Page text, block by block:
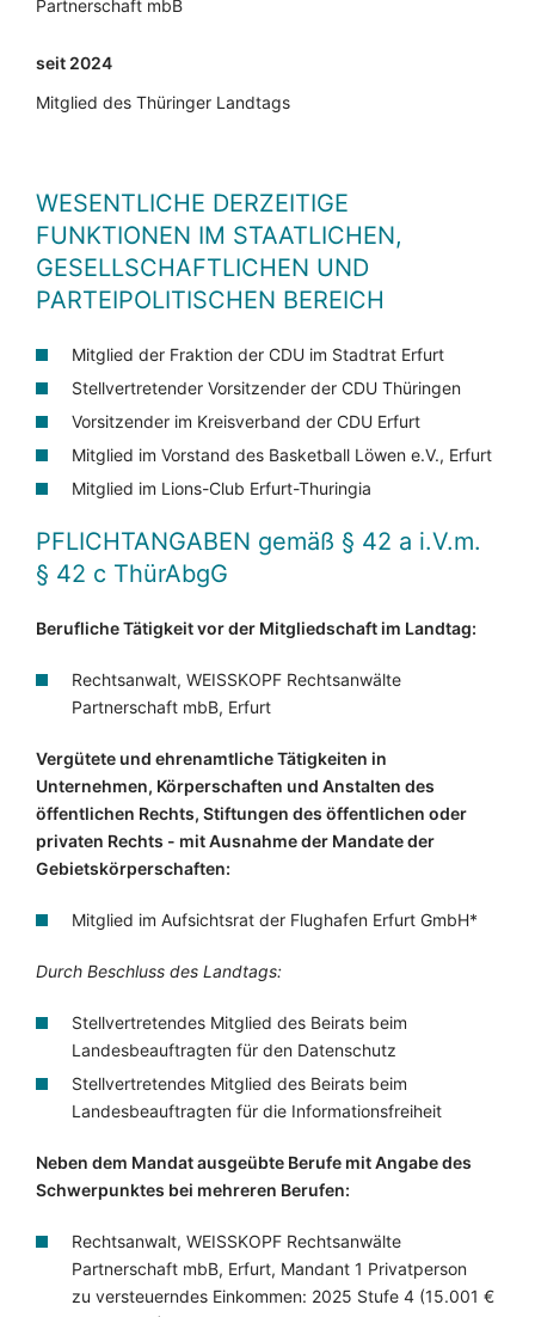
Partnerschaft mbB
seit 2024
Mitglied des Thüringer Landtags
WESENTLICHE DERZEITIGE
FUNKTIONEN IM STAATLICHEN,
GESELLSCHAFTLICHEN UND
PARTEIPOLITISCHEN BEREICH
Mitglied der Fraktion der CDU im Stadtrat Erfurt
Stellvertretender Vorsitzender der CDU Thüringen
Vorsitzender im Kreisverband der CDU Erfurt
Mitglied im Vorstand des Basketball Löwen e.V., Erfurt
Mitglied im Lions-Club Erfurt-Thuringia
PFLICHTANGABEN gemäß § 42 a i.V.m.
§ 42 c ThürAbgG
Berufliche Tätigkeit vor der Mitgliedschaft im Landtag:
Rechtsanwalt, WEISSKOPF Rechtsanwälte
Partnerschaft mbB, Erfurt
Vergütete und ehrenamtliche Tätigkeiten in
Unternehmen, Körperschaften und Anstalten des
öffentlichen Rechts, Stiftungen des öffentlichen oder
privaten Rechts - mit Ausnahme der Mandate der
Gebietskörperschaften:
Mitglied im Aufsichtsrat der Flughafen Erfurt GmbH*
Durch Beschluss des Landtags:
Stellvertretendes Mitglied des Beirats beim
Landesbeauftragten für den Datenschutz
Stellvertretendes Mitglied des Beirats beim
Landesbeauftragten für die Informationsfreiheit
Neben dem Mandat ausgeübte Berufe mit Angabe des
Schwerpunktes bei mehreren Berufen:
Rechtsanwalt, WEISSKOPF Rechtsanwälte
Partnerschaft mbB, Erfurt, Mandant 1 Privatperson
zu versteuerndes Einkommen: 2025 Stufe 4 (15.001 €